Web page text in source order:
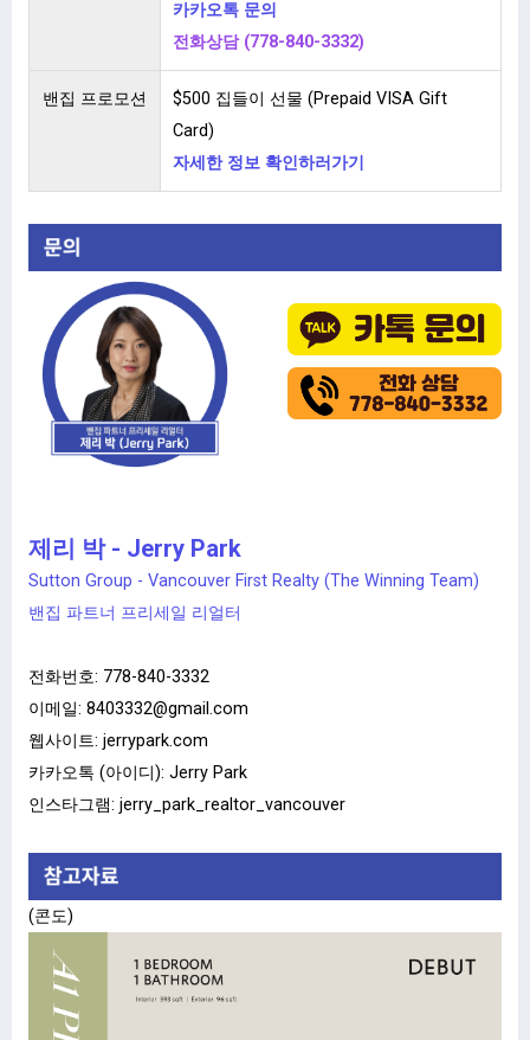
카카오톡 문의
전화상담 (778-840-3332)
밴집 프로모션
$500 집들이 선물 (Prepaid VISA Gift
Card)
자세한 정보 확인하러가기
제리 박 - Jerry Park
Sutton Group - Vancouver First Realty (The Winning Team)
밴집 파트너 프리세일 리얼터
전화번호: 778-840-3332
이메일: 8403332@gmail.com
웹사이트: jerrypark.com
카카오톡 (아이디): Jerry Park
인스타그램: jerry_park_realtor_vancouver
(콘도)